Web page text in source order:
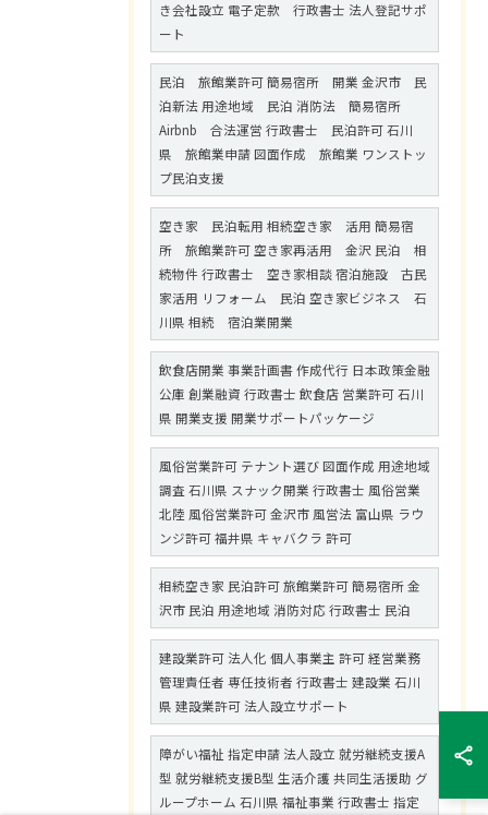
き会社設立 電子定款 行政書士 法人登記サポ
ート
民泊 旅館業許可 簡易宿所 開業 金沢市 民
泊新法 用途地域 民泊 消防法 簡易宿所
Airbnb 合法運営 行政書士 民泊許可 石川
県 旅館業申請 図面作成 旅館業 ワンストッ
プ民泊支援
空き家 民泊転用 相続空き家 活用 簡易宿
所 旅館業許可 空き家再活用 金沢 民泊 相
続物件 行政書士 空き家相談 宿泊施設 古民
家活用 リフォーム 民泊 空き家ビジネス 石
川県 相続 宿泊業開業
飲食店開業 事業計画書 作成代行 日本政策金融
公庫 創業融資 行政書士 飲食店 営業許可 石川
県 開業支援 開業サポートパッケージ
風俗営業許可 テナント選び 図面作成 用途地域
調査 石川県 スナック開業 行政書士 風俗営業
北陸 風俗営業許可 金沢市 風営法 富山県 ラウ
ンジ許可 福井県 キャバクラ 許可
相続空き家 民泊許可 旅館業許可 簡易宿所 金
沢市 民泊 用途地域 消防対応 行政書士 民泊
建設業許可 法人化 個人事業主 許可 経営業務
管理責任者 専任技術者 行政書士 建設業 石川
県 建設業許可 法人設立サポート
障がい福祉 指定申請 法人設立 就労継続支援A
型 就労継続支援B型 生活介護 共同生活援助 グ
ループホーム 石川県 福祉事業 行政書士 指定